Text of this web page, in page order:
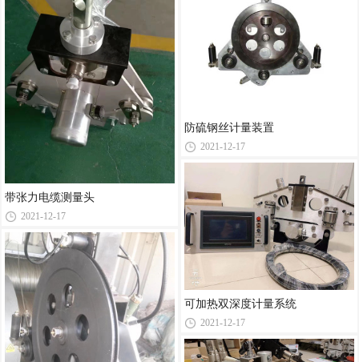
带张力电缆测量头
2021-12-17
防硫钢丝计量装置
2021-12-17
可加热双深度计量系统
2021-12-17